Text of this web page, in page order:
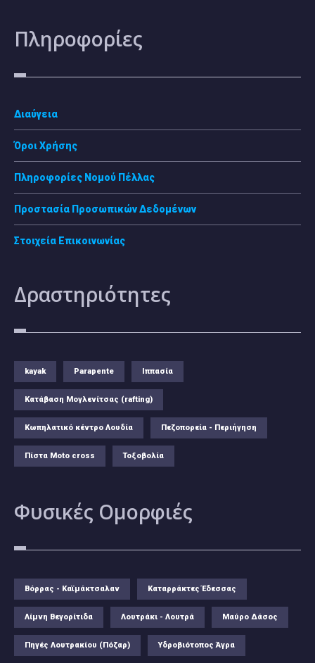
Πληροφορίες
Διαύγεια
Όροι Χρήσης
Πληροφορίες Νομού Πέλλας
Προστασία Προσωπικών Δεδομένων
Στοιχεία Επικοινωνίας
Δραστηριότητες
kayak Parapente Ιππασία
Κατάβαση Μογλενίτσας (rafting)
Κωπηλατικό κέντρο Λουδία Πεζοπορεία - Περιήγηση
Πίστα Moto cross Τοξοβολία
Φυσικές Ομορφιές
Βόρρας - Καϊμάκτσαλαν Καταρράκτες Έδεσσας
Λίμνη Βεγορίτιδα Λουτράκι - Λουτρά Μαύρο Δάσος
Πηγές Λουτρακίου (Πόζαρ) Υδροβιότοπος Άγρα